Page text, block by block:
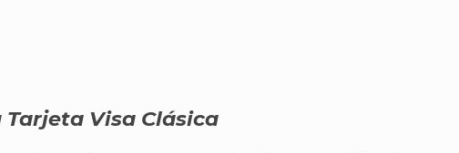
Visa Clásica